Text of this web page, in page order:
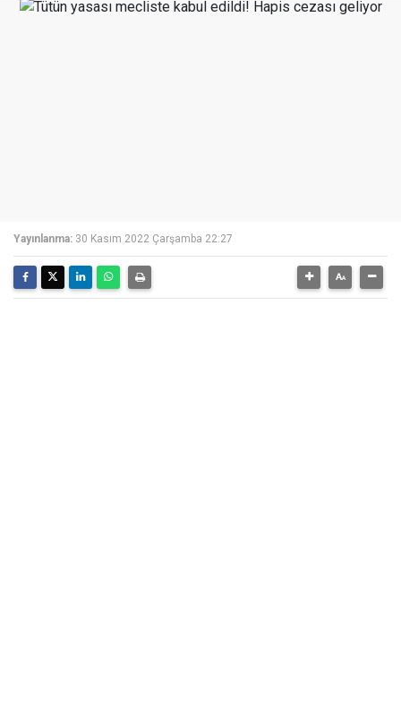
Yayınlanma: 30 Kasım 2022 Çarşamba 22:27